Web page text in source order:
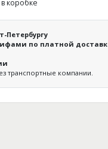
коробке
Петербургу
по платной
транспортные компании.